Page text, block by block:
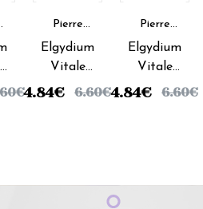
€
Pierre
Fabre
Elgydium
Vitale
Escova
4.84€ 6.60€
Pierre
Fabre
Elgydium
Vitale
Escova
4.84€ 6.60€